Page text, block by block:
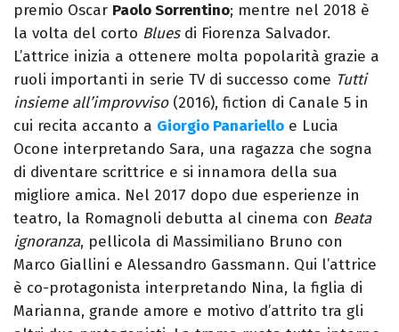
premio Oscar Paolo Sorrentino; mentre nel 2018 è
la volta del corto Blues di Fiorenza Salvador.
L’attrice inizia a ottenere molta popolarità grazie a
ruoli importanti in serie TV di successo come Tutti
insieme all’improvviso (2016), fiction di Canale 5 in
cui recita accanto a Giorgio Panariello e Lucia
Ocone interpretando Sara, una ragazza che sogna
di diventare scrittrice e si innamora della sua
migliore amica. Nel 2017 dopo due esperienze in
teatro, la Romagnoli debutta al cinema con Beata
ignoranza, pellicola di Massimiliano Bruno con
Marco Giallini e Alessandro Gassmann. Qui l’attrice
è co-protagonista interpretando Nina, la figlia di
Marianna, grande amore e motivo d’attrito tra gli